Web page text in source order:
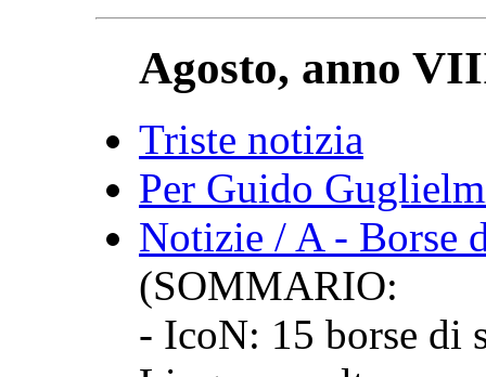
Agosto, anno
Triste notizia
Per Guido
Notizie / A - Borse
(SOMMARIO:
- IcoN: 15 borse di